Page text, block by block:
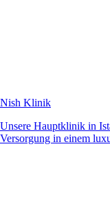
Nish Klinik
Unsere Hauptklinik in
Versorgung in einem